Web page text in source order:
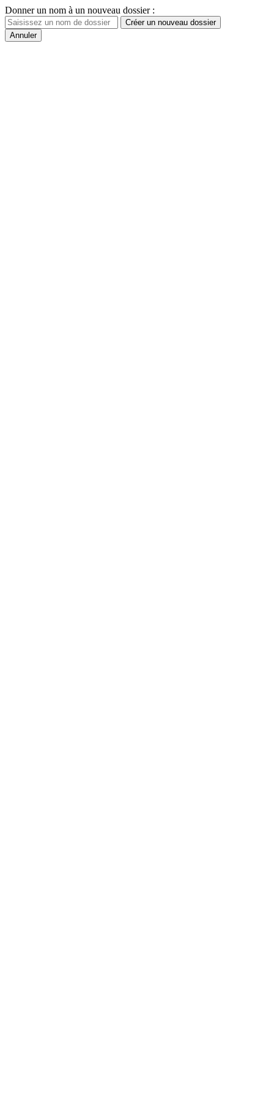
Donner un nom à un nouveau dossier :
Créer un nouveau dossier
Annuler